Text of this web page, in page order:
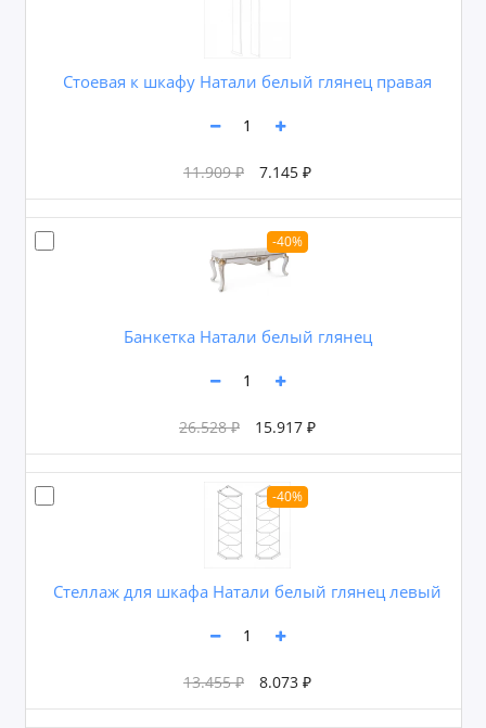
Cтоевая к шкафу Натали белый глянец правая
11.909 ₽ 7.145 ₽
-40%
Банкетка Натали белый глянец
26.528 ₽ 15.917 ₽
-40%
Стеллаж для шкафа Натали белый глянец левый
13.455 ₽ 8.073 ₽